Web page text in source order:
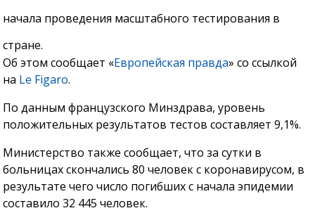
начала проведения масштабного тестирования в
стране.
Об этом сообщает «Европейская правда» со ссылкой
на Le Figaro.
По данным французского Минздрава, уровень
положительных результатов тестов составляет 9,1%.
Министерство также сообщает, что за сутки в
больницах скончались 80 человек с коронавирусом, в
результате чего число погибших с начала эпидемии
составило 32 445 человек.